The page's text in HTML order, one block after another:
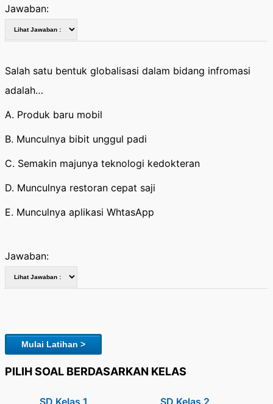
Jawaban:
Salah satu bentuk globalisasi dalam bidang infromasi
adalah…
A. Produk baru mobil
B. Munculnya bibit unggul padi
C. Semakin majunya teknologi kedokteran
D. Munculnya restoran cepat saji
E. Munculnya aplikasi WhtasApp
Jawaban:
Mulai Latihan >
PILIH SOAL BERDASARKAN KELAS
SD Kelas 1 SD Kelas 2